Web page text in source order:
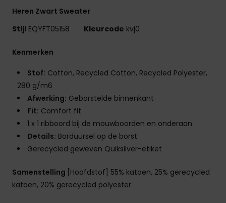
Heren Zwart Sweater
Stijl EQYFT05158 Kleurcode kvj0
Kenmerken
Stof: Cotton, Recycled Cotton, Recycled Polyester,
280 g/m6
Afwerking: Geborstelde binnenkant
Fit: Comfort fit
1 x 1 ribboord bij de mouwboorden en onderaan
Details: Borduursel op de borst
Gerecycled geweven Quiksilver-etiket
Samenstelling [Hoofdstof] 55% katoen, 25% gerecycled
katoen, 20% gerecycled polyester